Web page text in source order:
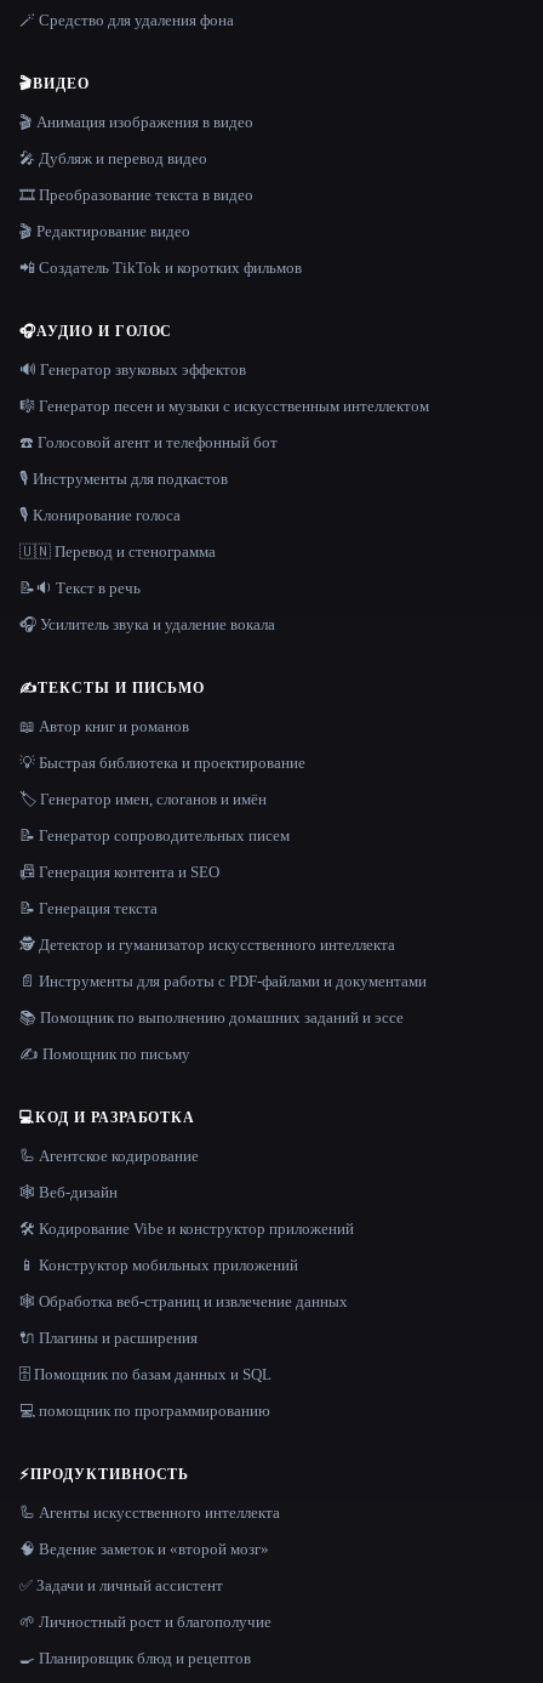
🪄 Средство для удаления фона
🎬ВИДЕО
🎬 Анимация изображения в видео
🎤 Дубляж и перевод видео
🎞️ Преобразование текста в видео
🎬 Редактирование видео
📲 Создатель TikTok и коротких фильмов
🎧АУДИО И ГОЛОС
🔊 Генератор звуковых эффектов
🎼 Генератор песен и музыки с искусственным интеллектом
☎️ Голосовой агент и телефонный бот
🎙️ Инструменты для подкастов
🎙️ Клонирование голоса
🇺🇳 Перевод и стенограмма
📝🔉 Текст в речь
🎧 Усилитель звука и удаление вокала
✍️ТЕКСТЫ И ПИСЬМО
📖 Автор книг и романов
💡 Быстрая библиотека и проектирование
🏷️ Генератор имен, слоганов и имён
📝 Генератор сопроводительных писем
📠 Генерация контента и SEO
📝 Генерация текста
🕵️ Детектор и гуманизатор искусственного интеллекта
📄 Инструменты для работы с PDF-файлами и документами
📚 Помощник по выполнению домашних заданий и эссе
✍️ Помощник по письму
💻КОД И РАЗРАБОТКА
🦾 Агентское кодирование
🕸 Веб-дизайн
🛠️ Кодирование Vibe и конструктор приложений
📱 Конструктор мобильных приложений
🕸️ Обработка веб-страниц и извлечение данных
🔌 Плагины и расширения
🗄️ Помощник по базам данных и SQL
💻 помощник по программированию
⚡ПРОДУКТИВНОСТЬ
🦾 Агенты искусственного интеллекта
🧠 Ведение заметок и «второй мозг»
✅ Задачи и личный ассистент
🌱 Личностный рост и благополучие
🍳 Планировщик блюд и рецептов